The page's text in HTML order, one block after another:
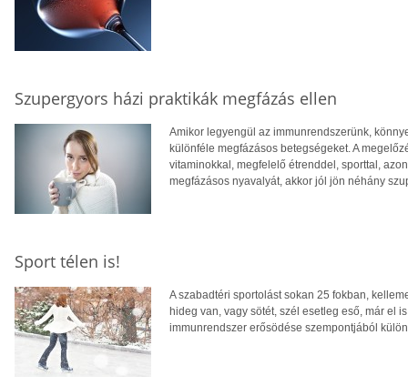
Szupergyors házi praktikák megfázás ellen
Amikor legyengül az immunrendszerünk,
különféle megfázásos betegségeket. A
vitaminokkal, megfelelő étrenddel, sporttal,
megfázásos nyavalyát, akkor jól jön néhány
Sport télen is!
A szabadtéri sportolást sokan 25 fokban,
hideg van, vagy sötét, szél esetleg eső, már el
immunrendszer erősödése szempontjából